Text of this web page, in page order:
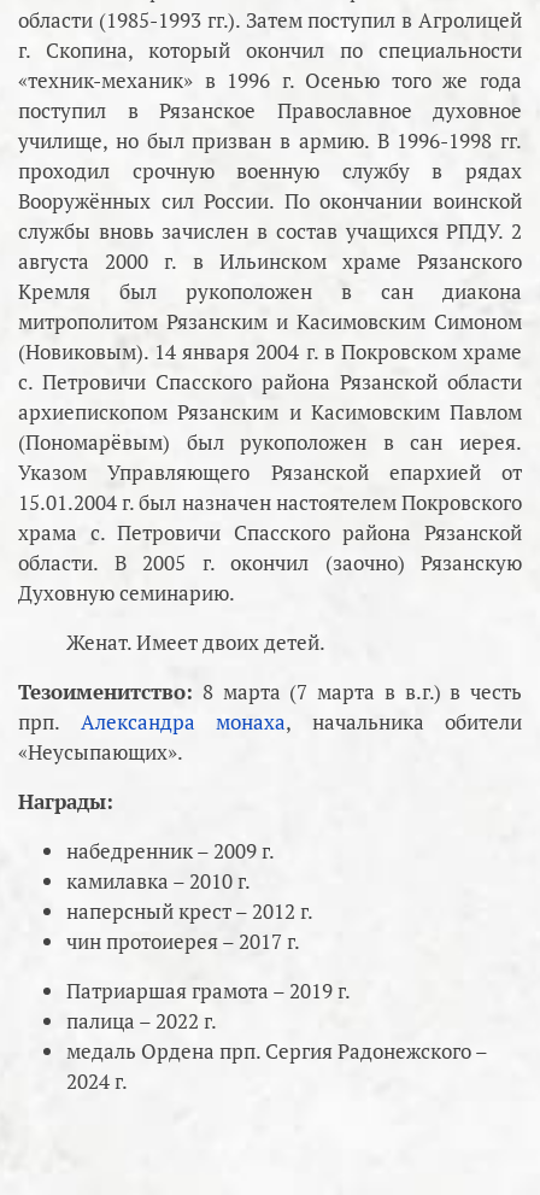
области (1985-1993 гг.). Затем поступил в Агролицей
г. Скопина, который окончил по специальности
«техник-механик» в 1996 г. Осенью того же года
поступил в Рязанское Православное духовное
училище, но был призван в армию. В 1996-1998 гг.
проходил срочную военную службу в рядах
Вооружённых сил России. По окончании воинской
службы вновь зачислен в состав учащихся РПДУ. 2
августа 2000 г. в Ильинском храме Рязанского
Кремля был рукоположен в сан диакона
митрополитом Рязанским и Касимовским Симоном
(Новиковым). 14 января 2004 г. в Покровском храме
с. Петровичи Спасского района Рязанской области
архиепископом Рязанским и Касимовским Павлом
(Пономарёвым) был рукоположен в сан иерея.
Указом Управляющего Рязанской епархией от
15.01.2004 г. был назначен настоятелем Покровского
храма с. Петровичи Спасского района Рязанской
области. В 2005 г. окончил (заочно) Рязанскую
Духовную семинарию.
Женат. Имеет двоих детей.
Тезоименитство: 8 марта (7 марта в в.г.) в честь
прп. Александра монаха, начальника обители
«Неусыпающих».
Награды:
набедренник – 2009 г.
камилавка – 2010 г.
наперсный крест – 2012 г.
чин протоиерея – 2017 г.
Патриаршая грамота – 2019 г.
палица – 2022 г.
медаль Ордена прп. Сергия Радонежского –
2024 г.